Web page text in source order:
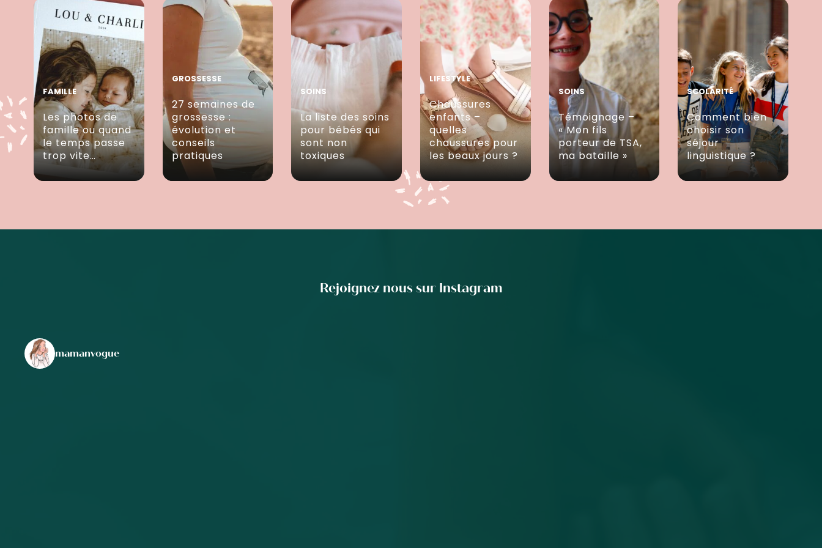
FAMILLE
Les photos de
famille ou quand
le temps passe
trop vite…
GROSSESSE
27 semaines de
grossesse :
évolution et
conseils
pratiques
SOINS
La liste des soins
pour bébés qui
sont non
toxiques
LIFESTYLE
Chaussures
enfants –
quelles
chaussures pour
les beaux jours ?
SOINS
Témoignage –
« Mon fils
porteur de TSA,
ma bataille »
SCOLARITÉ
Comment bien
choisir son
séjour
linguistique ?
Rejoignez nous sur Instagram
mamanvogue